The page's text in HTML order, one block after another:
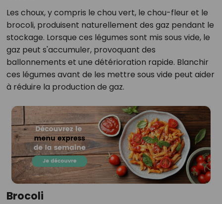
Les choux, y compris le chou vert, le chou-fleur et le
brocoli, produisent naturellement des gaz pendant le
stockage. Lorsque ces légumes sont mis sous vide, le
gaz peut s'accumuler, provoquant des
ballonnements et une détérioration rapide. Blanchir
ces légumes avant de les mettre sous vide peut aider
à réduire la production de gaz.
Brocoli